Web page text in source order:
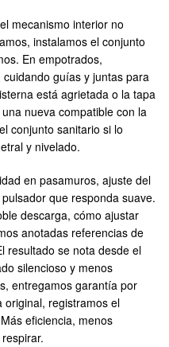
mecanismo interior no
instalamos el conjunto
En empotrados,
guías y juntas para
está agrietada o la tapa
nueva compatible con la
conjunto sanitario si lo
y nivelado.
en pasamuros, ajuste del
que responda suave.
descarga, cómo ajustar
anotadas referencias de
resultado se nota desde el
silencioso y menos
entregamos garantía por
original, registramos el
eficiencia, menos